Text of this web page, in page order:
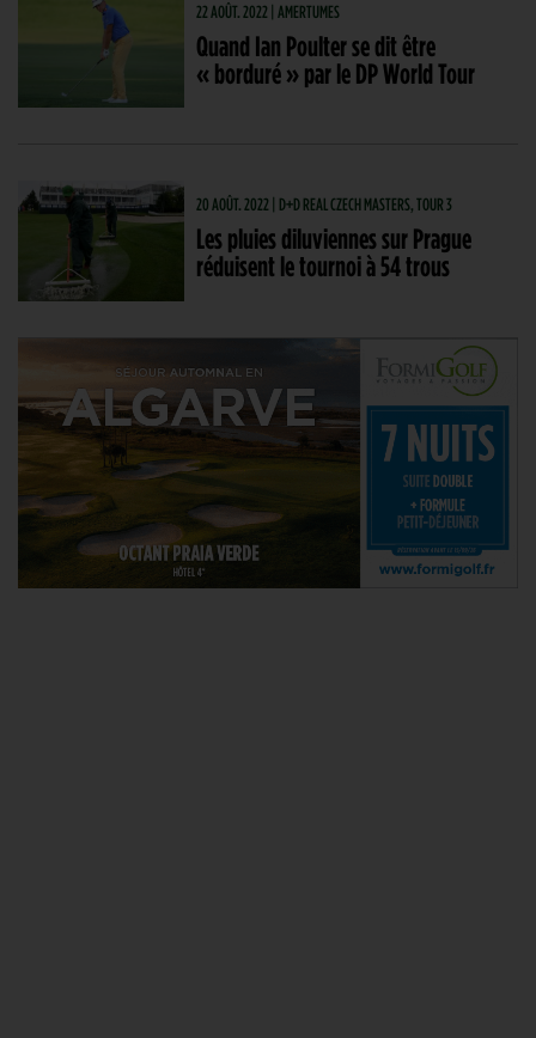
22 AOÛT. 2022 | AMERTUMES
Quand Ian Poulter se dit être
« borduré » par le DP World Tour
20 AOÛT. 2022 | D+D REAL CZECH MASTERS, TOUR 3
Les pluies diluviennes sur Prague
réduisent le tournoi à 54 trous